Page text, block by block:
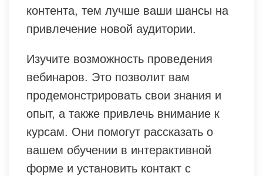
контента, тем лучше ваши шансы на
привлечение новой аудитории.
Изучите возможность проведения
вебинаров. Это позволит вам
продемонстрировать свои знания и
опыт, а также привлечь внимание к
курсам. Они помогут рассказать о
вашем обучении в интерактивной
форме и установить контакт с